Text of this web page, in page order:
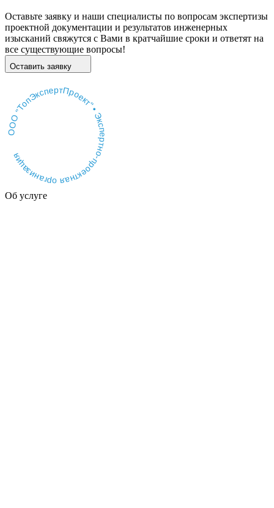
Оставьте заявку и наши специалисты по вопросам экспертизы
проектной документации и результатов инженерных
изысканий свяжутся с Вами в кратчайшие сроки и ответят на
все существующие вопросы!
Оставить заявку
ООО "ТопЭкспертПроект" • Экспертно-проектная организация
Об услуге